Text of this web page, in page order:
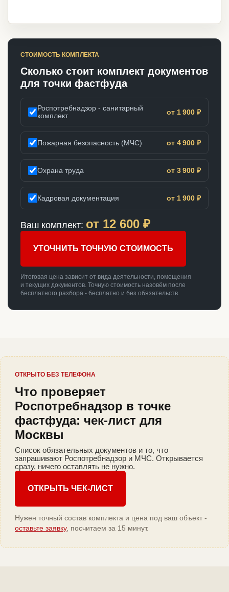
СТОИМОСТЬ КОМПЛЕКТА
Сколько стоит комплект документов
для точки фастфуда
Роспотребнадзор - санитарный
комплект
от 1 900 ₽
Пожарная безопасность (МЧС) от 4 900 ₽
Охрана труда от 3 900 ₽
Кадровая документация от 1 900 ₽
Ваш комплект: от 12 600 ₽
УТОЧНИТЬ ТОЧНУЮ СТОИМОСТЬ
Итоговая цена зависит от вида деятельности, помещения
и текущих документов. Точную стоимость назовём после
бесплатного разбора - бесплатно и без обязательств.
ОТКРЫТО БЕЗ ТЕЛЕФОНА
Что проверяет
Роспотребнадзор в точке
фастфуда: чек-лист для
Москвы
Список обязательных документов и то, что
запрашивают Роспотребнадзор и МЧС. Открывается
сразу, ничего оставлять не нужно.
ОТКРЫТЬ ЧЕК-ЛИСТ
Нужен точный состав комплекта и цена под ваш объект -
оставьте заявку, посчитаем за 15 минут.